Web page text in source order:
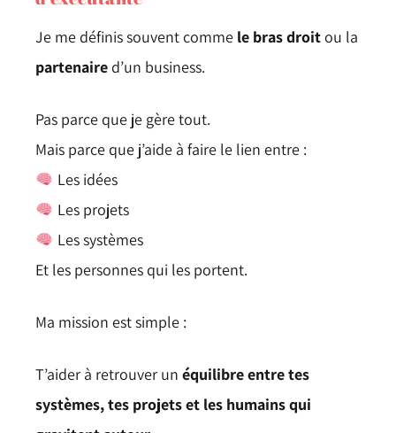
Je me définis souvent comme le bras droitou la
partenaire d’un business.
Pas parce que je gère tout.
Mais parce que j’aide à faire le lien entre :
Les idées
Les projets
Les systèmes
Et les personnes qui les portent.
Ma mission est simple :
T’aider à retrouver un équilibre entre tes
systèmes, tes projets et les humains qui